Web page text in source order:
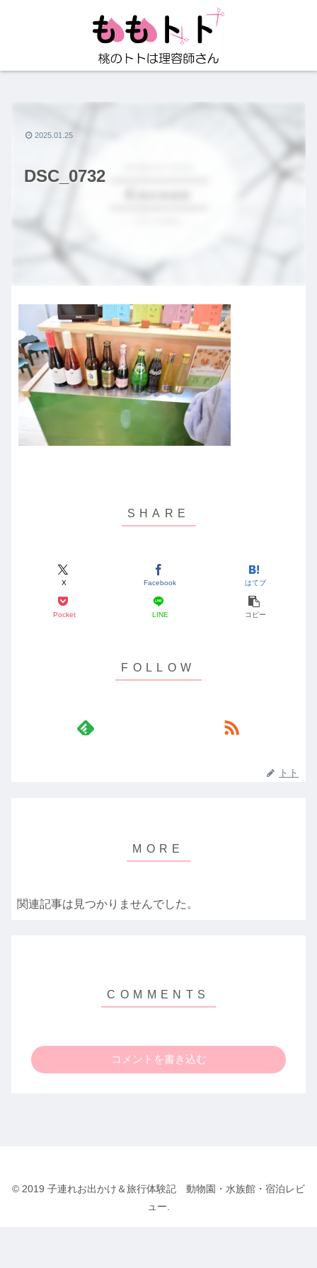
DSC_0732
2025.01.25
X Facebook はてブ
Pocket LINE コピー
トト
関連記事は見つかりませんでした。
コメントを書き込む
© 2019 子連れお出かけ＆旅行体験記 動物園・水族館・宿泊レビ
ュー.